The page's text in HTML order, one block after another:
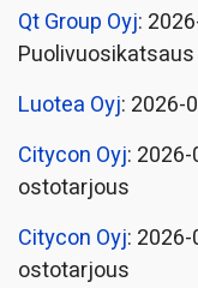
Qt Group Oyj:
Puolivuosikatsaus
Luotea Oyj: 2026-
Citycon Oyj:
ostotarjous
Citycon Oyj:
ostotarjous